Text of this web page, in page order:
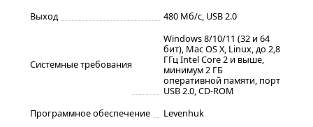
Выход
480 Мб/с, USB 2.0
Системные требования
Windows 8/10/11 (32 и 64
бит), Mac OS X, Linux, до 2,8
ГГц Intel Core 2 и выше,
минимум 2 ГБ
оперативной памяти, порт
USB 2.0, CD-ROM
Программное обеспечение
Levenhuk